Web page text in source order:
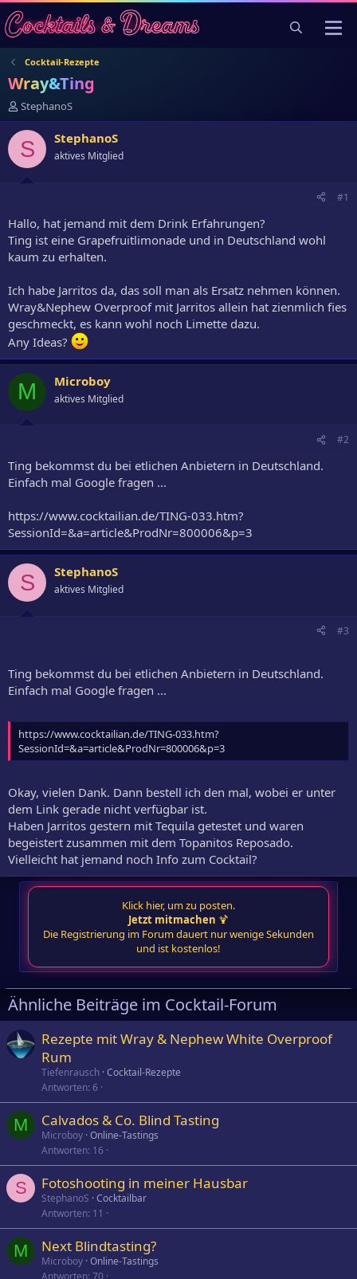
Cocktail-Rezepte
Wray&Ting
E
r
s
t
r
StephanoS
S StephanoS
aktives Mitglied
#1
Hallo, hat jemand mit dem Drink Erfahrungen?
Ting ist eine Grapefruitlimonade und in Deutschland wohl
kaum zu erhalten.
Ich habe Jarritos da, das soll man als Ersatz nehmen können.
Wray&Nephew Overproof mit Jarritos allein hat zienmlich fies
geschmeckt, es kann wohl noch Limette dazu.
Any Ideas?
M Microboy
aktives Mitglied
#2
Ting bekommst du bei etlichen Anbietern in Deutschland.
Einfach mal Google fragen ...
https://www.cocktailian.de/TING-033.htm?
SessionId=&a=article&ProdNr=800006&p=3
S StephanoS
aktives Mitglied
#3
Ting bekommst du bei etlichen Anbietern in Deutschland.
Einfach mal Google fragen ...
https://www.cocktailian.de/TING-033.htm?
SessionId=&a=article&ProdNr=800006&p=3
Okay, vielen Dank. Dann bestell ich den mal, wobei er unter
dem Link gerade nicht verfügbar ist.
Haben Jarritos gestern mit Tequila getestet und waren
begeistert zusammen mit dem Topanitos Reposado.
Vielleicht hat jemand noch Info zum Cocktail?
Klick hier, um zu posten.
Jetzt mitmachen 🍹
Die Registrierung im Forum dauert nur wenige Sekunden
und ist kostenlos!
Ähnliche Beiträge im Cocktail-Forum
Rezepte mit Wray & Nephew White Overproof
Rum
Tiefenrausch Cocktail-Rezepte
Antworten 6
M Calvados & Co. Blind Tasting
Microboy Online-Tastings
Antworten 16
S Fotoshooting in meiner Hausbar
StephanoS Cocktailbar
Antworten 11
M Next Blindtasting?
Microboy Online-Tastings
Antworten 70